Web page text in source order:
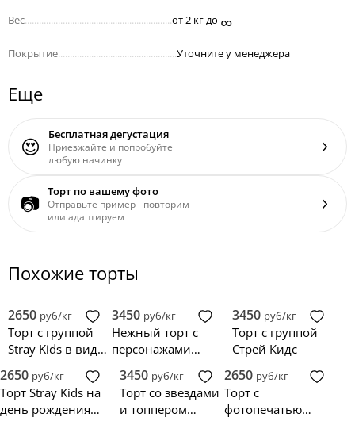
Вес от 2 кг до ∞
Покрытие Уточните у менеджера
Еще
😍 Бесплатная дегустация
Приезжайте и попробуйте
любую начинку
📷 Торт по вашему фото
Отправьте пример - повторим
или адаптируем
Похожие торты
2650 руб/кг
Торт с группой
Stray Kids в виде
3450 руб/кг
Нежный торт с
персонажами
3450 руб/кг
Торт с группой
Стрей Кидс
2650 руб/кг
Торт Stray Kids на
день рождения
3450 руб/кг
Торт со звездами
и топпером
2650 руб/кг
Торт с
фотопечатью